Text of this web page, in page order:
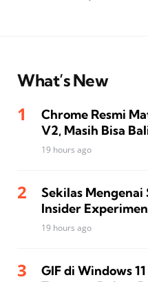
What’s New
Chrome Resmi
V2, Masih Bisa
19 hours ago
Sekilas
Insider
19 hours ago
GIF di Windows